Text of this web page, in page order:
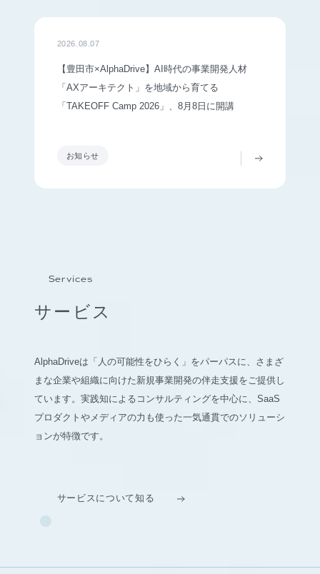
2026.08.07
お知らせ
【豊田市×AlphaDrive】AI時代の事業開発人材
「AXアーキテクト」を地域から育てる
「TAKEOFF Camp 2026」、8月8日に開講
Services
サービス
AlphaDriveは「人の可能性をひらく」をパーパスに、さまざ
まな企業や組織に向けた新規事業開発の伴走支援をご提供し
ています。実践知によるコンサルティングを中心に、SaaS
プロダクトやメディアの力も使った一気通貫でのソリューシ
ョンが特徴です。
サービスについて知る